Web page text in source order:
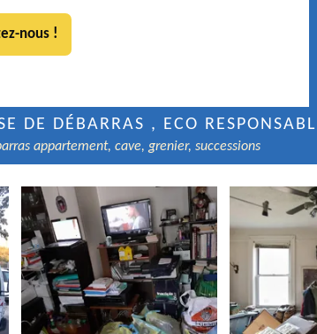
nous !
DE DÉBARRAS , ECO
appartement, cave, grenier, successions